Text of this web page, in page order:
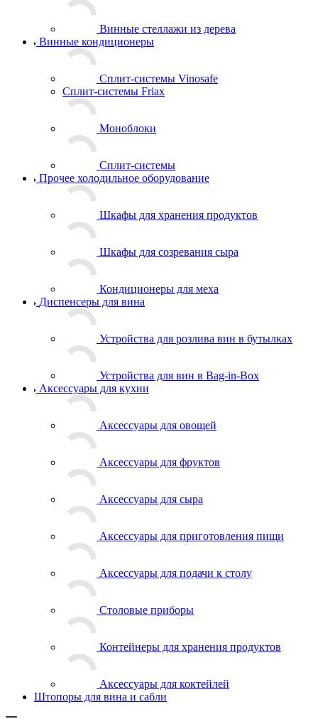
Винные стеллажи из дерева
Винные кондиционеры
Сплит-системы Vinosafe
Сплит-системы Friax
Моноблоки
Сплит-системы
Прочее холодильное оборудование
Шкафы для хранения продуктов
Шкафы для созревания сыра
Кондиционеры для меха
Диспенсеры для вина
Устройства для розлива вин в бутылках
Устройства для вин в Bag-in-Box
Аксессуары для кухни
Аксессуары для овощей
Аксессуары для фруктов
Аксессуары для сыра
Аксессуары для приготовления пищи
Аксессуары для подачи к столу
Столовые приборы
Контейнеры для хранения продуктов
Аксессуары для коктейлей
Штопоры для вина и сабли